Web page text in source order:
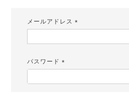
メールアドレス
パスワード